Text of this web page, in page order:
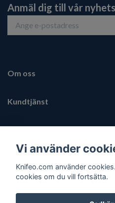
Anmäl dig till vår
Om oss
Kundtjänst
Fotmeny
Vi använder
Knifeo.com använder
cookies om du vill fortsätta.